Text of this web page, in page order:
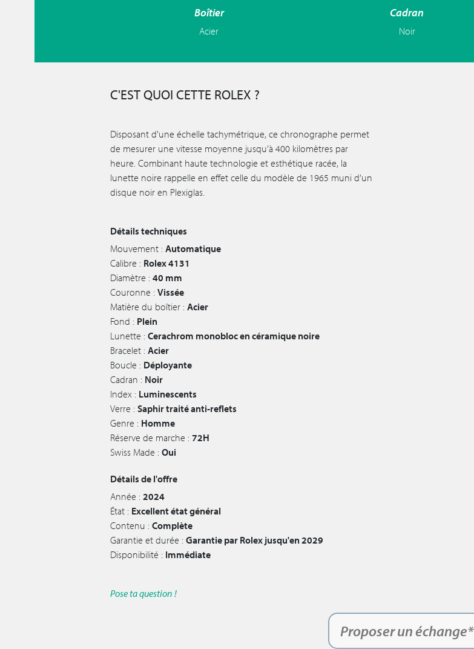
Boîtier
Acier
Cadran
Noir
C'EST QUOI CETTE ROLEX ?
Disposant d'une échelle tachymétrique, ce chronographe permet
de mesurer une vitesse moyenne jusqu’à 400 kilomètres par
heure. Combinant haute technologie et esthétique racée, la
lunette noire rappelle en effet celle du modèle de 1965 muni d’un
disque noir en Plexiglas.
Détails techniques
Mouvement : Automatique
Calibre : Rolex 4131
Diamètre : 40 mm
Couronne : Vissée
Matière du boîtier : Acier
Fond : Plein
Lunette : Cerachrom monobloc en céramique noire
Bracelet : Acier
Boucle : Déployante
Cadran : Noir
Index : Luminescents
Verre : Saphir traité anti-reflets
Genre : Homme
Réserve de marche : 72H
Swiss Made : Oui
Détails de l'offre
Année : 2024
État : Excellent état général
Contenu : Complète
Garantie et durée : Garantie par Rolex jusqu'en 2029
Disponibilité : Immédiate
Pose ta question !
Proposer un échange*